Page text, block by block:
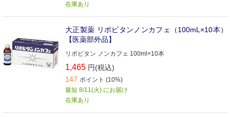
在庫あり
大正製薬 リポビタンノンカフェ（100mL×10本）
【医薬部外品】
リポビタン ノンカフェ 100ml×10本
1,465 円(税込)
147 ポイント (10%)
最短 8/11(火) にお届け
在庫あり